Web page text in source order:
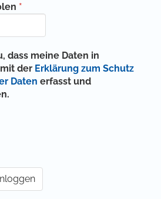
*
der Erklärung zum Schutz
Daten erfasst und